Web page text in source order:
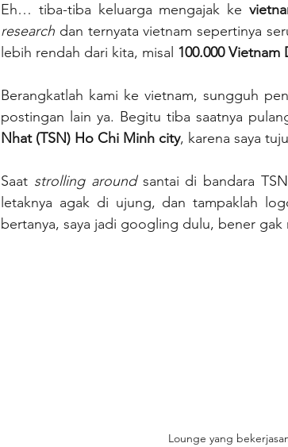
Eh… tiba-tiba keluarga mengajak ke
research dan ternyata vietnam sepertinya
lebih rendah dari kita, misal 100.000
Berangkatlah kami ke vietnam, sungguh
postingan lain ya. Begitu tiba saatnya
Nhat (TSN) Ho Chi Minh city, karena saya
Saat strolling around santai di bandara
letaknya agak di ujung, dan tampaklah
bertanya, saya jadi googling dulu, bener gak
Lounge yang